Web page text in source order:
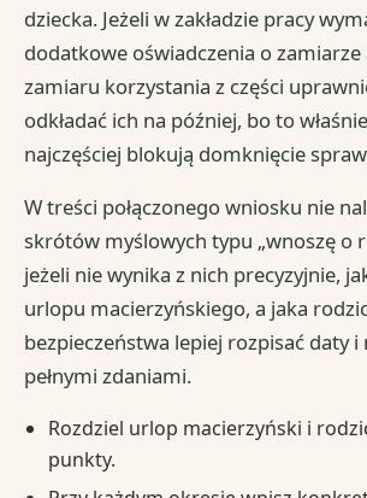
dziecka. Jeżeli w zakładzie pracy
dodatkowe oświadczenia o
zamiaru korzystania z części
odkładać ich na później, bo to
najczęściej blokują domknięcie
W treści połączonego wniosku nie
skrótów myślowych typu „wnoszę o
jeżeli nie wynika z nich precyzyjnie,
urlopu macierzyńskiego, a jaka
bezpieczeństwa lepiej rozpisać daty
pełnymi zdaniami.
Rozdziel urlop macierzyński i
punkty.